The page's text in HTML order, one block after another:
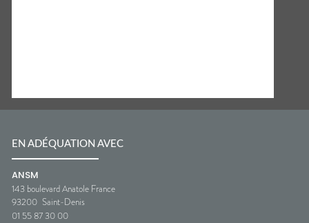
EN ADÉQUATION AVEC
ANSM
143 boulevard Anatole France
93200 Saint-Denis
01 55 87 30 00